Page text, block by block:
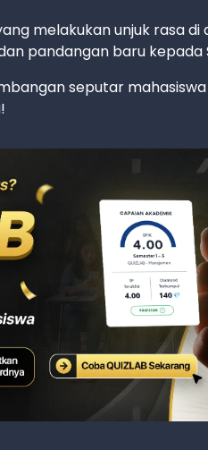
melakukan unjuk rasa
pandangan baru kepada
seputar